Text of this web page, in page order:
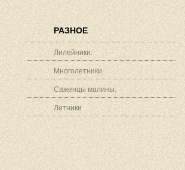
РАЗНОЕ
Лилейники.
Многолетники
Саженцы малины.
Летники